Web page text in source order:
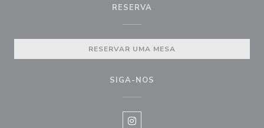
RESERVA
RESERVAR UMA MESA
SIGA-NOS